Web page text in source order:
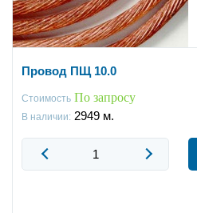
Провод ПЩ 10.0
Стоимость По запросу
В наличии: 2949 м.